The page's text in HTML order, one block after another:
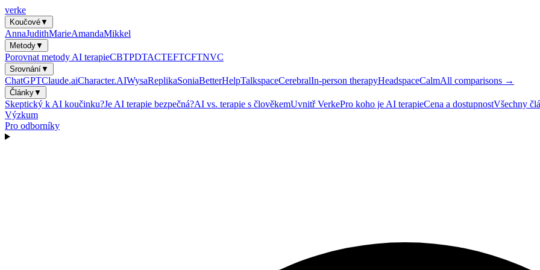
verke
Koučové▼
AnnaJudithMarieAmandaMikkel
Metody▼
Porovnat metody AI terapieCBTPDTACTEFTCFTNVC
Srovnání▼
ChatGPTClaude.aiCharacter.AIWysaReplikaSoniaBetterHelpTalkspaceCerebralIn-person therapyHeadspaceCalmAll comparisons →
Články▼
Skeptický k AI koučinku?Je AI terapie bezpečná?AI vs. terapie s člověkemUvnitř VerkePro koho je AI terapieCena a dostupnostVšechny
Výzkum
Pro odborníky